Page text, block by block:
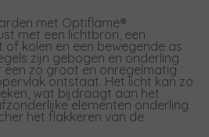
met Optiflame®
met een lichtbron, een
kolen en een bewegende as
zijn gebogen en onderling
zo groot en onregelmatig
ontstaat. Het licht kan zo
wat bijdraagt aan het
elementen onderling
het flakkeren van de